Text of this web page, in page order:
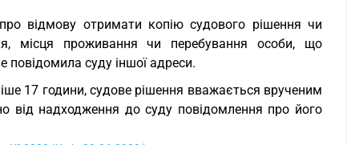
відмову отримати копію судового рішення чи
місця проживання чи перебування особи, що
суду іншої адреси.
17 години, судове рішення вважається врученим
від надходження до суду повідомлення про його